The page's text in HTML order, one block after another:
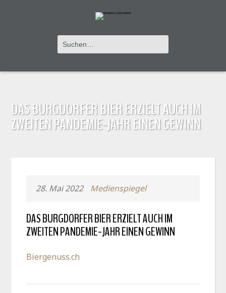
DAS BURGDORFER BIER ERZIELT AUCH IM
ZWEITEN PANDEMIE-JAHR EINEN GEWINN
28. Mai 2022 Medienspiegel
DAS BURGDORFER BIER ERZIELT AUCH IM
ZWEITEN PANDEMIE-JAHR EINEN GEWINN
Biergenuss.ch